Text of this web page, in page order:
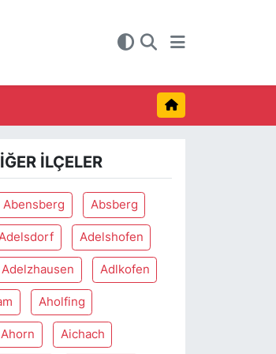
İLÇELER
Abensberg Absberg
Adelshofen
Adelzhausen Adlkofen
Aholfing
Ahorn Aichach